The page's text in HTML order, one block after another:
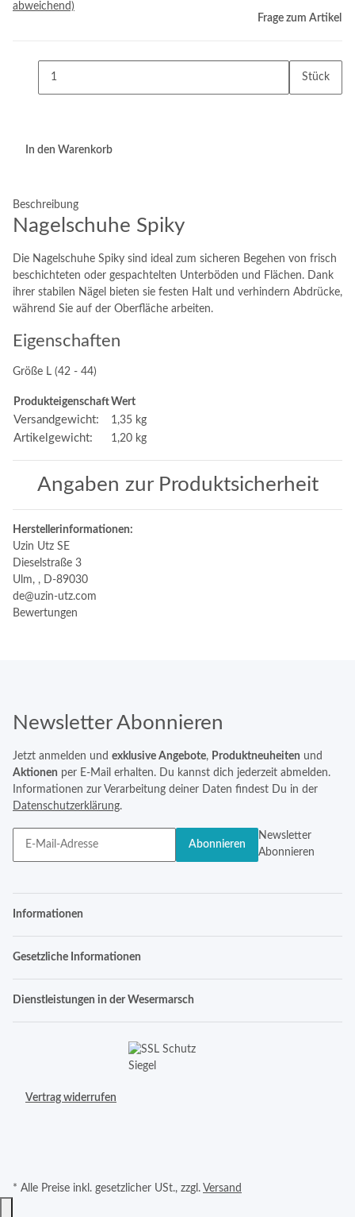
abweichend)
Frage zum Artikel
Stück
In den Warenkorb
Beschreibung
Nagelschuhe Spiky
Die Nagelschuhe Spiky sind ideal zum sicheren Begehen von frisch
beschichteten oder gespachtelten Unterböden und Flächen. Dank
ihrer stabilen Nägel bieten sie festen Halt und verhindern Abdrücke,
während Sie auf der Oberfläche arbeiten.
Eigenschaften
Größe L (42 - 44)
ProdukteigenschaftWert
Versandgewicht: 1,35 kg
Artikelgewicht: 1,20 kg
Angaben zur Produktsicherheit
Herstellerinformationen:
Uzin Utz SE
Dieselstraße 3
Ulm, , D-89030
de@uzin-utz.com
Bewertungen
Newsletter Abonnieren
Jetzt anmelden und exklusive Angebote, Produktneuheiten und
Aktionen per E-Mail erhalten. Du kannst dich jederzeit abmelden.
Informationen zur Verarbeitung deiner Daten findest Du in der
Datenschutzerklärung.
Abonnieren
Newsletter
Abonnieren
Informationen
Gesetzliche Informationen
Dienstleistungen in der Wesermarsch
Vertrag widerrufen
* Alle Preise inkl. gesetzlicher USt., zzgl. Versand